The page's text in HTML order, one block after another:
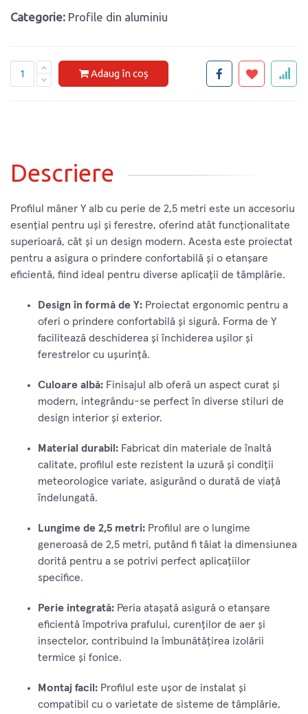
Categorie: Profile din aluminiu
Adaug în coș
Descriere
Profilul mâner Y alb cu perie de 2,5 metri este un accesoriu
esențial pentru uși și ferestre, oferind atât funcționalitate
superioară, cât și un design modern. Acesta este proiectat
pentru a asigura o prindere confortabilă și o etanșare
eficientă, fiind ideal pentru diverse aplicații de tâmplărie.
Design în formă de Y: Proiectat ergonomic pentru a
oferi o prindere confortabilă și sigură. Forma de Y
facilitează deschiderea și închiderea ușilor și
ferestrelor cu ușurință.
Culoare albă: Finisajul alb oferă un aspect curat și
modern, integrându-se perfect în diverse stiluri de
design interior și exterior.
Material durabil: Fabricat din materiale de înaltă
calitate, profilul este rezistent la uzură și condiții
meteorologice variate, asigurând o durată de viață
îndelungată.
Lungime de 2,5 metri: Profilul are o lungime
generoasă de 2,5 metri, putând fi tăiat la dimensiunea
dorită pentru a se potrivi perfect aplicațiilor
specifice.
Perie integrată: Peria atașată asigură o etanșare
eficientă împotriva prafului, curenților de aer și
insectelor, contribuind la îmbunătățirea izolării
termice și fonice.
Montaj facil: Profilul este ușor de instalat și
compatibil cu o varietate de sisteme de tâmplărie,